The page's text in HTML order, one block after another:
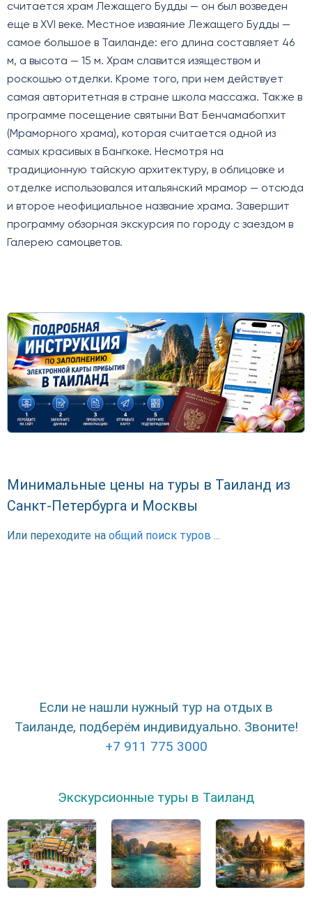
считается храм Лежащего Будды — он был возведен
еще в XVI веке. Местное изваяние Лежащего Будды —
самое большое в Таиланде: его длина составляет 46
м, а высота — 15 м. Храм славится изяществом и
роскошью отделки. Кроме того, при нем действует
самая авторитетная в стране школа массажа. Также в
программе посещение святыни Ват Бенчамабопхит
(Мраморного храма), которая считается одной из
самых красивых в Бангкоке. Несмотря на
традиционную тайскую архитектуру, в облицовке и
отделке использовался итальянский мрамор — отсюда
и второе неофициальное название храма. Завершит
программу обзорная экскурсия по городу с заездом в
Галерею самоцветов.
Минимальные цены на туры в Таиланд из
Санкт-Петербурга и Москвы
Или переходите на общий поиск туров ...
Если не нашли нужный тур на отдых в
Таиланде, подберём индивидуально. Звоните!
+7 911 775 3000
Экскурсионные туры в Таиланд